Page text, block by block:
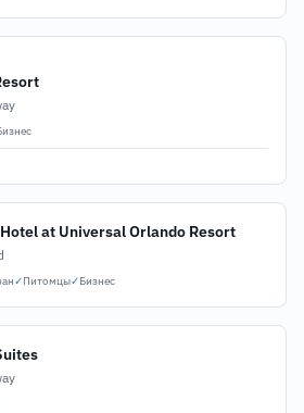
at Universal Orlando Resort
✓Питомцы✓Бизнес